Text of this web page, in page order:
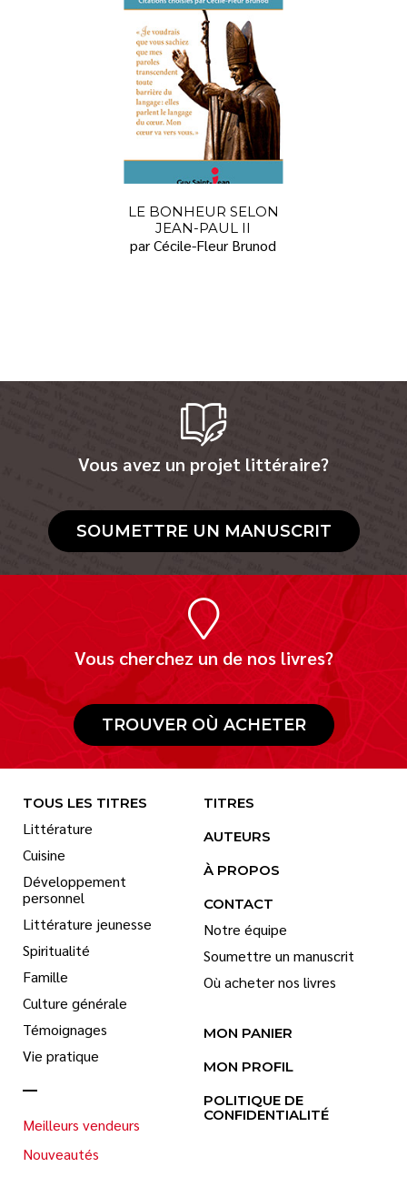
LE BONHEUR SELON
JEAN-PAUL II
par Cécile-Fleur Brunod
Vous avez un projet littéraire?
SOUMETTRE UN MANUSCRIT
Vous cherchez un de nos livres?
TROUVER OÙ ACHETER
TOUS LES TITRES
Littérature
Cuisine
Développement
personnel
Littérature jeunesse
Spiritualité
Famille
Culture générale
Témoignages
Vie pratique
Meilleurs vendeurs
Nouveautés
TITRES
AUTEURS
À PROPOS
CONTACT
Notre équipe
Soumettre un manuscrit
Où acheter nos livres
MON PANIER
MON PROFIL
POLITIQUE DE
CONFIDENTIALITÉ